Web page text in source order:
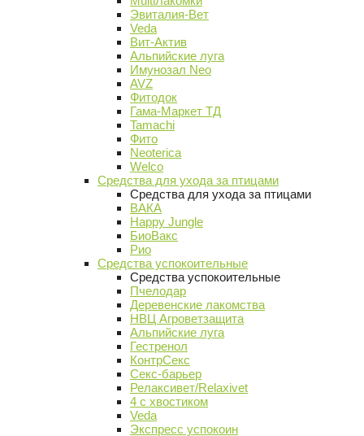
Эвиталия-Вет
Veda
Вит-Актив
Альпийские луга
Имунозал Neo
AVZ
Фитодок
Гама-Маркет ТД
Tamachi
Фито
Neoterica
Welco
Средства для ухода за птицами
Средства для ухода за птицами
ВАКА
Happy Jungle
БиоВакс
Рио
Средства успокоительные
Средства успокоительные
Пчелодар
Деревенские лакомства
НВЦ Агроветзащита
Альпийские луга
Гестренол
КонтрСекс
Секс-барьер
Релаксивет/Relaxivet
4 с хвостиком
Veda
Экспресс успокоин